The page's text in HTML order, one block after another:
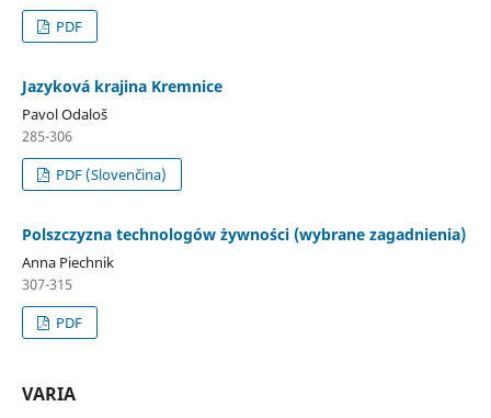
PDF
Jazyková krajina Kremnice
Pavol Odaloš
285-306
PDF (Slovenčina)
Polszczyzna technologów żywności (wybrane zagadnienia)
Anna Piechnik
307-315
PDF
VARIA